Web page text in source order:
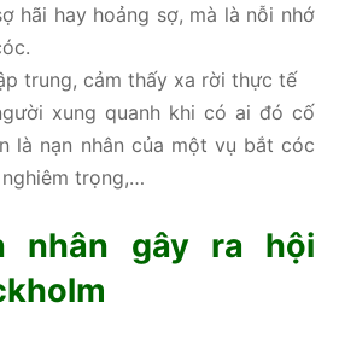
hãi hay hoảng sợ, mà là nỗi nhớ
trung, cảm thấy xa rời thực tế
xung quanh khi có ai đó cố
là nạn nhân của một vụ bắt cóc
trọng,…
nhân gây ra hội